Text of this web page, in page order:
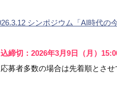
シンポジウム「AI時代の
締切：2026年3月9日（月）
募者多数の場合は先着順とさせ